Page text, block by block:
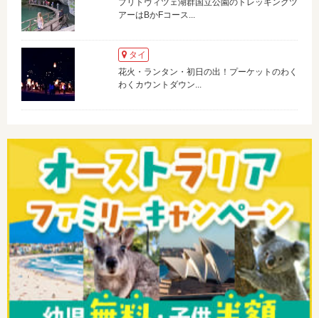
アーはBかFコース...
タイ
花火・ランタン・初日の出！プーケットのわく
わくカウントダウン...